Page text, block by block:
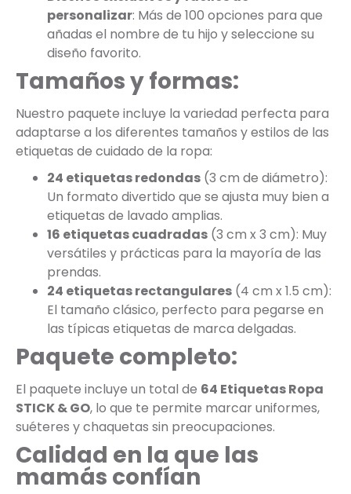
personalizar: Más de 100 opciones para que
añadas el nombre de tu hijo y seleccione su
diseño favorito.
Tamaños y formas:
Nuestro paquete incluye la variedad perfecta para
adaptarse a los diferentes tamaños y estilos de las
etiquetas de cuidado de la ropa:
24 etiquetas redondas (3 cm de diámetro):
Un formato divertido que se ajusta muy bien a
etiquetas de lavado amplias.
16 etiquetas cuadradas (3 cm x 3 cm): Muy
versátiles y prácticas para la mayoría de las
prendas.
24 etiquetas rectangulares (4 cm x 1.5 cm):
El tamaño clásico, perfecto para pegarse en
las típicas etiquetas de marca delgadas.
Paquete completo:
El paquete incluye un total de 64 Etiquetas Ropa
STICK & GO, lo que te permite marcar uniformes,
suéteres y chaquetas sin preocupaciones.
Calidad en la que las
mamás confían